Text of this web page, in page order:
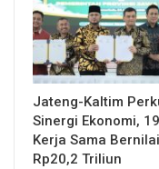
Jateng-Kaltim
Sinergi Ekonomi, 19
Kerja Sama Bernilai
Rp20,2 Triliun